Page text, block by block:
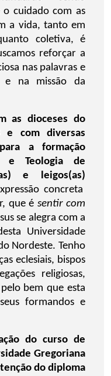
o cuidado com as
a vida, tanto em
coletiva, é
reforçar a
nas palavras e
e na missão da
as dioceses do
e com diversas
a formação
e Teologia de
e leigos(as)
concreta
que é sentir com
se alegra com a
Universidade
Nordeste. Tenho
eclesiais, bispos
religiosas,
bem que esta
formandos e
do curso de
Gregoriana
do diploma